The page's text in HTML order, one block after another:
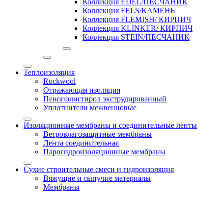
Коллекция EDEL/ПЕСЧАНИК
Коллекция FELS/КАМЕНЬ
Коллекция FLEMISH/ КИРПИЧ
Коллекция KLINKER/ КИРПИЧ
Коллекция STEIN/ПЕСЧАНИК
Теплоизоляция
Rockwool
Отражающая изоляция
Пенополистирол экструдированный
Уплотнители межвенцовые
Изоляционные мембраны и соединительные ленты
Ветровлагозащитные мембраны
Лента соединительная
Парогидроизоляционные мембраны
Сухие строительные смеси и гидроизоляция
Вяжущие и сыпучие материалы
Мембраны